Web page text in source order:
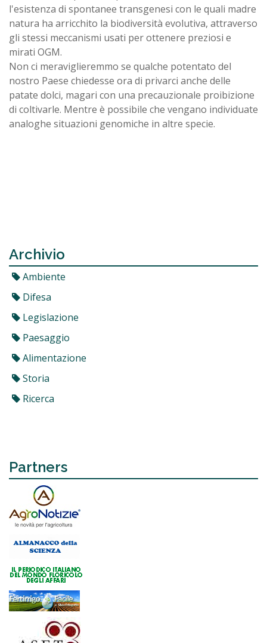
l'esistenza di spontanee transgenesi con le quali madre
natura ha arricchito la biodiversità evolutiva, attraverso
gli stessi meccanismi usati per ottenere preziosi e
mirati OGM.
Non ci meraviglieremmo se qualche potentato del
nostro Paese chiedesse ora di privarci anche delle
patate dolci, magari con una precauzionale proibizione
di coltivarle. Mentre è possibile che vengano individuate
analoghe situazioni genomiche in altre specie.
Archivio
Ambiente
Difesa
Legislazione
Paesaggio
Alimentazione
Storia
Ricerca
Partners